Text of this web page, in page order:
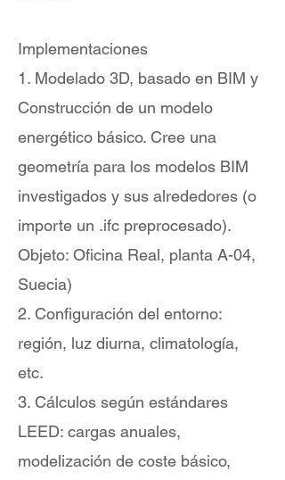
Implementaciones
1. Modelado 3D, basado en BIM y
Construcción de un modelo
energético básico. Cree una
geometría para los modelos BIM
investigados y sus alrededores (o
importe un .ifc preprocesado).
Objeto: Oficina Real, planta A-04,
Suecia)
2. Configuración del entorno:
región, luz diurna, climatología,
etc.
3. Cálculos según estándares
LEED: cargas anuales,
modelización de coste básico,